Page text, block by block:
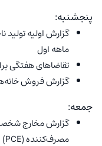
پنجشنبه:
ماهه اول
تقاضاهای هفتگی
گزارش فروش
جمعه:
گزارش مخارج
مصرف‌کننده (PCE) ایالات متحده